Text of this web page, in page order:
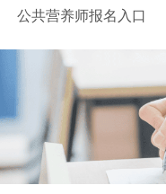
公共营养师报名入口